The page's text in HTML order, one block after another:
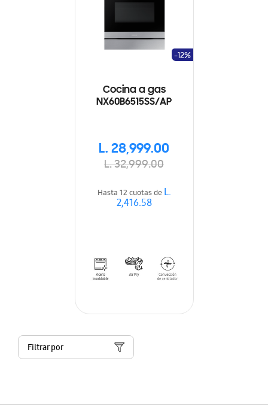
Cocina a gas
NX60B6515SS/AP
L. 28,999.00
L. 32,999.00
-12%
Hasta 12 cuotas deL.
2,416.58
Filtrar por